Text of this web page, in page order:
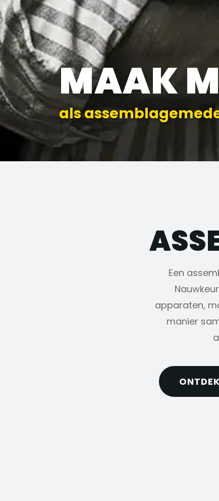
MAAK
als
Een
apparaten,
manier